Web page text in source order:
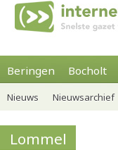
Beringen Bocholt
Nieuws Nieuwsarchief
Lommel